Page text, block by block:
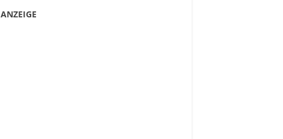
ANZEIGE